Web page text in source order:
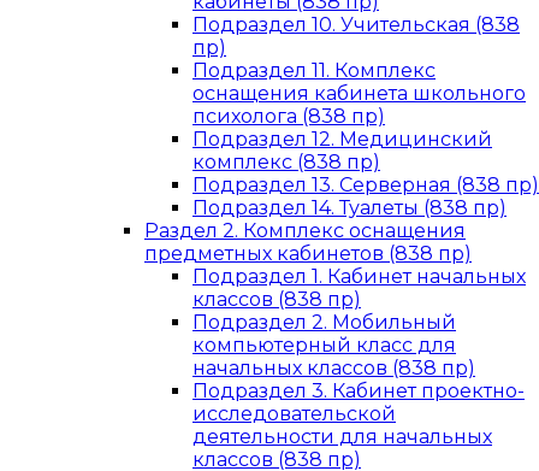
Подраздел 10. Учительская (838
пр)
Подраздел 11. Комплекс
оснащения кабинета школьного
психолога (838 пр)
Подраздел 12. Медицинский
комплекс (838 пр)
Подраздел 13. Серверная (838 пр)
Подраздел 14. Туалеты (838 пр)
Раздел 2. Комплекс оснащения
предметных кабинетов (838 пр)
Подраздел 1. Кабинет начальных
классов (838 пр)
Подраздел 2. Мобильный
компьютерный класс для
начальных классов (838 пр)
Подраздел 3. Кабинет проектно-
исследовательской
деятельности для начальных
классов (838 пр)